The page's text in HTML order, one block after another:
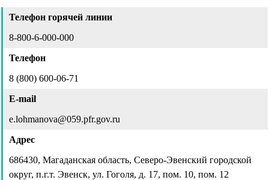
Телефон горячей линии
8-800-6-000-000
Телефон
8 (800) 600-06-71
E-mail
e.lohmanova@059.pfr.gov.ru
Адрес
686430, Магаданская область, Северо-Эвенский городской
округ, п.г.т. Эвенск, ул. Гоголя, д. 17, пом. 10, пом. 12